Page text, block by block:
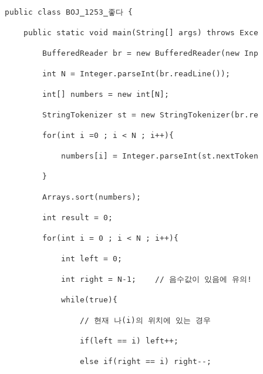
public class BOJ_1253_좋다 {
public static void main(String[] args) throws
BufferedReader br = new BufferedReader(new
        int N = Integer.parseInt(br.readLine());
        int[] numbers = new int[N];
StringTokenizer st = new
        for(int i =0 ; i < N ; i++){
numbers[i] =
        }
        Arrays.sort(numbers);
        int result = 0;
        for(int i = 0 ; i < N ; i++){
            int left = 0;
            int right = N-1;    // 음수값이 있음에 유의!
            while(true){
                // 현재 나(i)의 위치에 있는 경우
                if(left == i) left++;
                else if(right == i) right--;